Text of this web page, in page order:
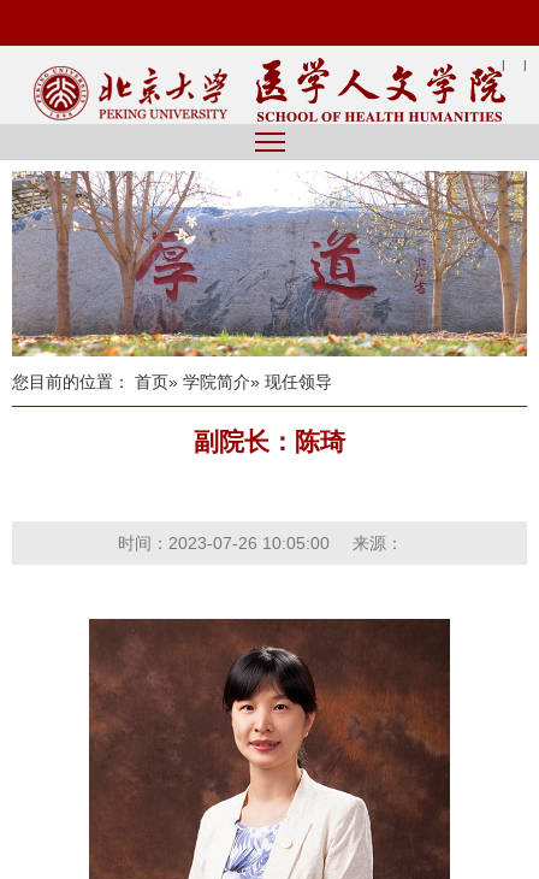
| |
您目前的位置： 首页» 学院简介» 现任领导
副院长：陈琦
时间：2023-07-26 10:05:00 来源：